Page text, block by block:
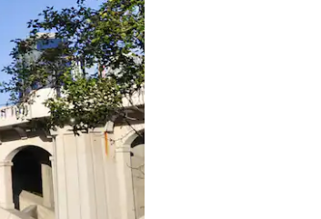
dessus et en les faisant glisser.